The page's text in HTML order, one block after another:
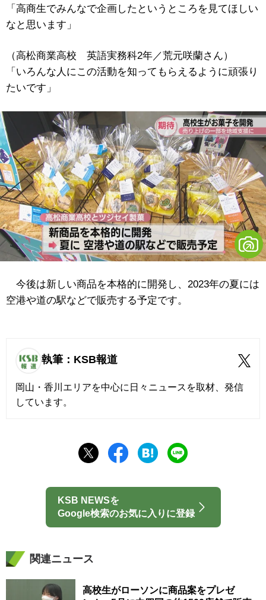
「高商生でみんなで企画したというところを見てほしい
なと思います」
（高松商業高校 英語実務科2年／荒元咲蘭さん）
「いろんな人にこの活動を知ってもらえるように頑張り
たいです」
今後は新しい商品を本格的に開発し、2023年の夏には
空港や道の駅などで販売する予定です。
執筆：KSB報道
岡山・香川エリアを中心に日々ニュースを取材、発信
しています。
KSB NEWSを
Google検索のお気に入りに登録
関連ニュース
高校生がローソンに商品案をプレゼ